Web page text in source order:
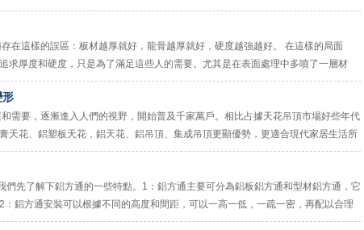
的含量，因此具有一定的...
在這樣的誤區：板材越厚就好，龍骨越厚就好，硬度越強越好。 在這樣的局面
求厚度和硬度，只是為了滿足這些人的需要。尤其是在表面處理中多噴了一層材
扣板或雜鋁扣板。這類產品價...
形
需要，逐漸進入人們的視野，開始普及千家萬戶。相比占據天花吊頂市場好些年代
天花、鋁塑板天花，鋁天花、鋁吊頂、集成吊頂更顯優勢，更適合現代家居生活所
看、石膏天花斷裂...
先了解下鋁方通的一些特點。1：鋁方通主要可分為鋁板鋁方通和型材鋁方通，它
鋁方通安裝可以根據不同的高度和間距，可以一高一低，一疏一密，再配以合理
果。3：鋁方通安...